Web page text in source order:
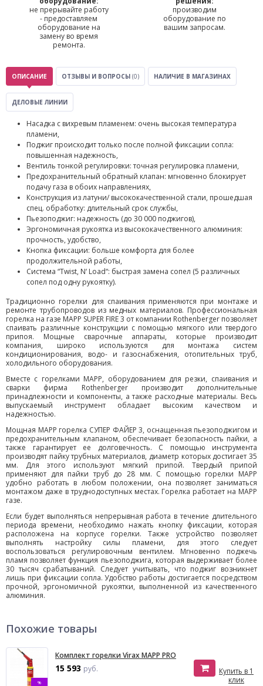
не прерывайте работу
- предоставляем
оборудование на
замену во время
ремонта.
производим
оборудование по
вашим запросам.
ОПИСАНИЕ ОТЗЫВЫ И ВОПРОСЫ (0) НАЛИЧИЕ В МАГАЗИНАХ
ДЕЛОВЫЕ ЛИНИИ
Насадка с вихревым пламенем: очень высокая температура
пламени,
Поджиг происходит только после полной фиксации сопла:
повышенная надежность,
Вентиль тонкой регулировки: точная регулировка пламени,
Предохранительный обратный клапан: мгновенно блокирует
подачу газа в обоих направлениях,
Конструкция из латуни/ высококачественной стали, прошедшая
спец. обработку: длительный срок службы,
Пьезоподжиг: надежность (до 30 000 поджигов),
Эргономичная рукоятка из высококачественного алюминия:
прочность, удобство,
Кнопка фиксации: больше комфорта для более
продолжительной работы,
Система “Twist, N‘ Load“: быстрая замена сопел (5 различных
сопел под одну рукоятку).
Традиционно горелки для спаивания применяются при монтаже и
ремонте трубопроводов из медных материалов. Профессиональная
горелка на газе MAPP SUPER FIRE 3 от компании Rothenberger позволяет
спаивать различные конструкции с помощью мягкого или твердого
припоя. Мощные сварочные аппараты, которые производит
компания, широко используются для монтажа систем
кондиционирования, водо- и газоснабжения, отопительных труб,
холодильного оборудования.
Вместе с горелками MAPP, оборудованием для резки, спаивания и
сварки фирма Rothenberger производит дополнительные
принадлежности и компоненты, а также расходные материалы. Весь
выпускаемый инструмент обладает высоким качеством и
надежностью.
Мощная MAPP горелка СУПЕР ФАЙЕР 3, оснащенная пьезоподжигом и
предохранительным клапаном, обеспечивает безопасность пайки, а
также гарантирует ее долговечность. С помощью инструмента
производят пайку трубных материалов, диаметр которых достигает 35
мм. Для этого используют мягкий припой. Твердый припой
применяют для пайки труб до 28 мм. С помощью горелки MAPP
удобно работать в любом положении, она позволяет заниматься
монтажом даже в труднодоступных местах. Горелка работает на MAPP
газе.
Если будет выполняться непрерывная работа в течение длительного
периода времени, необходимо нажать кнопку фиксации, которая
расположена на корпусе горелки. Также устройство позволяет
выполнять настройку силы пламени, для этого следует
воспользоваться регулировочным вентилем. Мгновенно поджечь
пламя позволяет функция пьезоподжига, которая выдерживает более
30 тысяч срабатываний. Следует учитывать, что поджиг возникнет
лишь при фиксации сопла. Удобство работы достигается посредством
прочной, эргономичной рукоятки, выполненной из качественного
алюминия.
Похожие товары
%
Комплект горелки Virax MAPP PRO
15 593 руб.
Купить в 1
клик